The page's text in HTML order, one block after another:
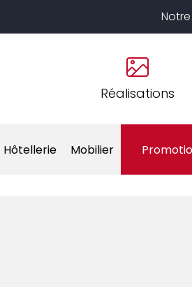
Réalisations
Hôtellerie Mobilier